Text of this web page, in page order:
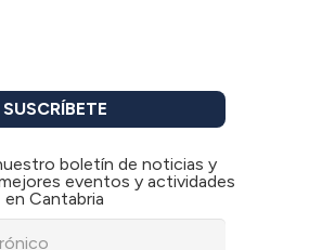
SUSCRÍBETE
boletín de noticias y
eventos y actividades
en Cantabria